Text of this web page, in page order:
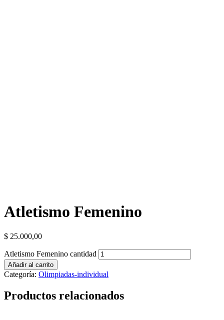
Atletismo Femenino
$ 25.000,00
Atletismo Femenino cantidad
Añadir al carrito
Categoría: Olimpiadas-individual
Productos relacionados